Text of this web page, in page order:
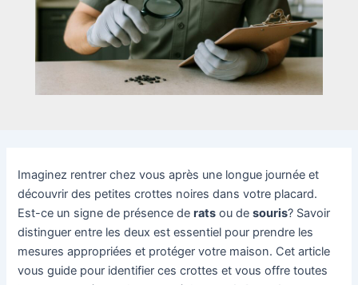
Imaginez rentrer chez vous après une longue journée et
découvrir des petites crottes noires dans votre placard.
Est-ce un signe de présence derats ou desouris? Savoir
distinguer entre les deux est essentiel pour prendre les
mesures appropriées et protéger votre maison. Cet article
vous guide pour identifier ces crottes et vous offre toutes